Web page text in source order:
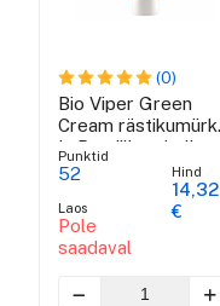
(0)
Bio Viper Green
Cream rästikumürk
ja Brasiilia roheline
taruvaik - 100 ml
Punktid
52
Laos
Pole
saadaval
Hind
14,32
€